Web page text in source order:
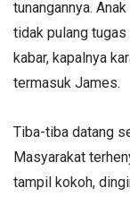
tunangannya.
tidak pulang
kabar, kapalnya
termasuk James.
Tiba-tiba datang
Masyarakat
tampil kokoh,